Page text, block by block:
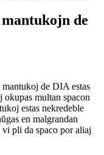
de
de DIA estas
okupas multan spacon
estas nekredeble
en malgrandan
pli da spaco por aliaj